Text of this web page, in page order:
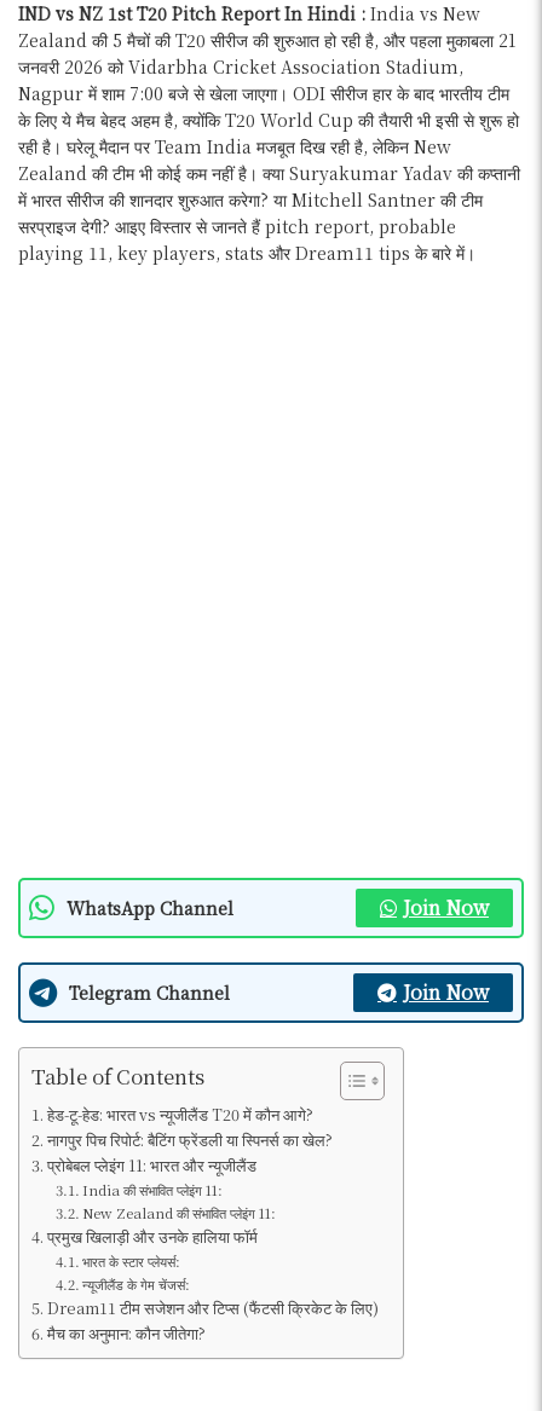
IND vs NZ 1st T20 Pitch Report In Hindi : India vs New
Zealand की 5 मैचों की T20 सीरीज की शुरुआत हो रही है, और पहला मुकाबला 21
जनवरी 2026 को Vidarbha Cricket Association Stadium,
Nagpur में शाम 7:00 बजे से खेला जाएगा। ODI सीरीज हार के बाद भारतीय टीम
के लिए ये मैच बेहद अहम है, क्योंकि T20 World Cup की तैयारी भी इसी से शुरू हो
रही है। घरेलू मैदान पर Team India मजबूत दिख रही है, लेकिन New
Zealand की टीम भी कोई कम नहीं है। क्या Suryakumar Yadav की कप्तानी
में भारत सीरीज की शानदार शुरुआत करेगा? या Mitchell Santner की टीम
सरप्राइज देगी? आइए विस्तार से जानते हैं pitch report, probable
playing 11, key players, stats और Dream11 tips के बारे में।
WhatsApp Channel Join Now
Telegram Channel Join Now
Table of Contents
हेड-टू-हेड: भारत vs न्यूजीलैंड T20 में कौन आगे?
नागपुर पिच रिपोर्ट: बैटिंग फ्रेंडली या स्पिनर्स का खेल?
प्रोबेबल प्लेइंग 11: भारत और न्यूजीलैंड
India की संभावित प्लेइंग 11:
New Zealand की संभावित प्लेइंग 11:
प्रमुख खिलाड़ी और उनके हालिया फॉर्म
भारत के स्टार प्लेयर्स:
न्यूजीलैंड के गेम चेंजर्स:
Dream11 टीम सजेशन और टिप्स (फैंटसी क्रिकेट के लिए)
मैच का अनुमान: कौन जीतेगा?